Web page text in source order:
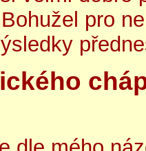
pro